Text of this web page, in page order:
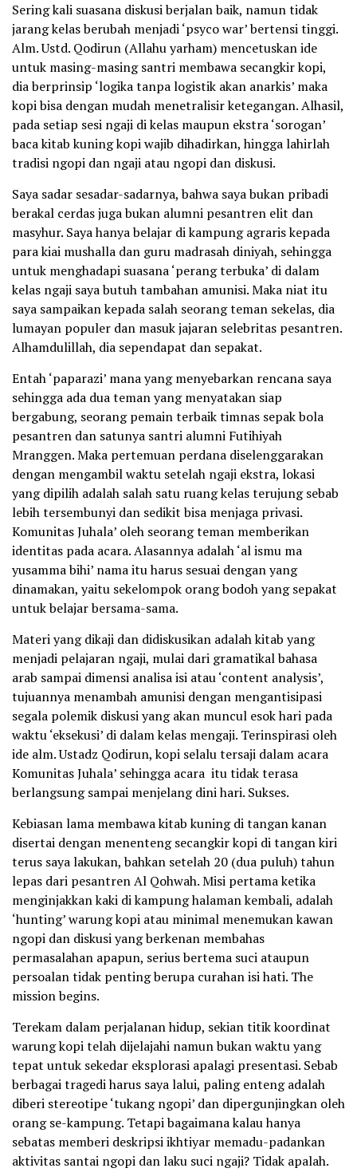
Sering kali suasana diskusi berjalan baik, namun tidak
jarang kelas berubah menjadi ‘psyco war’ bertensi tinggi.
Alm. Ustd. Qodirun (Allahu yarham) mencetuskan ide
untuk masing-masing santri membawa secangkir kopi,
dia berprinsip ‘logika tanpa logistik akan anarkis’ maka
kopi bisa dengan mudah menetralisir ketegangan. Alhasil,
pada setiap sesi ngaji di kelas maupun ekstra ‘sorogan’
baca kitab kuning kopi wajib dihadirkan, hingga lahirlah
tradisi ngopi dan ngaji atau ngopi dan diskusi.
Saya sadar sesadar-sadarnya, bahwa saya bukan pribadi
berakal cerdas juga bukan alumni pesantren elit dan
masyhur. Saya hanya belajar di kampung agraris kepada
para kiai mushalla dan guru madrasah diniyah, sehingga
untuk menghadapi suasana ‘perang terbuka’ di dalam
kelas ngaji saya butuh tambahan amunisi. Maka niat itu
saya sampaikan kepada salah seorang teman sekelas, dia
lumayan populer dan masuk jajaran selebritas pesantren.
Alhamdulillah, dia sependapat dan sepakat.
Entah ‘paparazi’ mana yang menyebarkan rencana saya
sehingga ada dua teman yang menyatakan siap
bergabung, seorang pemain terbaik timnas sepak bola
pesantren dan satunya santri alumni Futihiyah
Mranggen. Maka pertemuan perdana diselenggarakan
dengan mengambil waktu setelah ngaji ekstra, lokasi
yang dipilih adalah salah satu ruang kelas terujung sebab
lebih tersembunyi dan sedikit bisa menjaga privasi.
Komunitas Juhala’ oleh seorang teman memberikan
identitas pada acara. Alasannya adalah ‘al ismu ma
yusamma bihi’ nama itu harus sesuai dengan yang
dinamakan, yaitu sekelompok orang bodoh yang sepakat
untuk belajar bersama-sama.
Materi yang dikaji dan didiskusikan adalah kitab yang
menjadi pelajaran ngaji, mulai dari gramatikal bahasa
arab sampai dimensi analisa isi atau ‘content analysis’,
tujuannya menambah amunisi dengan mengantisipasi
segala polemik diskusi yang akan muncul esok hari pada
waktu ‘eksekusi’ di dalam kelas mengaji. Terinspirasi oleh
ide alm. Ustadz Qodirun, kopi selalu tersaji dalam acara
Komunitas Juhala’ sehingga acara itu tidak terasa
berlangsung sampai menjelang dini hari. Sukses.
Kebiasan lama membawa kitab kuning di tangan kanan
disertai dengan menenteng secangkir kopi di tangan kiri
terus saya lakukan, bahkan setelah 20 (dua puluh) tahun
lepas dari pesantren Al Qohwah. Misi pertama ketika
menginjakkan kaki di kampung halaman kembali, adalah
‘hunting’ warung kopi atau minimal menemukan kawan
ngopi dan diskusi yang berkenan membahas
permasalahan apapun, serius bertema suci ataupun
persoalan tidak penting berupa curahan isi hati. The
mission begins.
Terekam dalam perjalanan hidup, sekian titik koordinat
warung kopi telah dijelajahi namun bukan waktu yang
tepat untuk sekedar eksplorasi apalagi presentasi. Sebab
berbagai tragedi harus saya lalui, paling enteng adalah
diberi stereotipe ‘tukang ngopi’ dan dipergunjingkan oleh
orang se-kampung. Tetapi bagaimana kalau hanya
sebatas memberi deskripsi ikhtiyar memadu-padankan
aktivitas santai ngopi dan laku suci ngaji? Tidak apalah.